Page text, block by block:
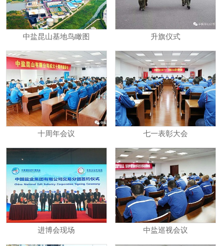
中盐昆山基地鸟瞰图 升旗仪式
十周年会议 七一表彰大会
进博会现场 中盐巡视会议